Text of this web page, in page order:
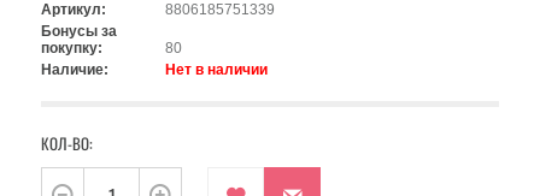
Артикул:
8806185751339
Бонусы за
покупку:
80
Наличие:
Нет в наличии
КОЛ-ВО: